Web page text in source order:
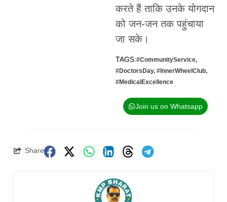
करते हैं ताकि उनके योगदान
को जन-जन तक पहुंचाया
जा सके।
TAGS:#CommunityService,
#DoctorsDay, #InnerWheelClub,
#MedicalExcellence
Join us on Whatsapp
Share